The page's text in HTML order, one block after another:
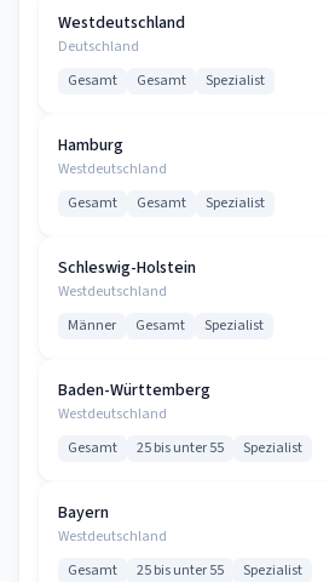
Westdeutschland
Deutschland
Gesamt Gesamt Spezialist
Hamburg
Westdeutschland
Gesamt Gesamt Spezialist
Schleswig-Holstein
Westdeutschland
Männer Gesamt Spezialist
Baden-Württemberg
Westdeutschland
Gesamt 25 bis unter 55 Spezialist
Bayern
Westdeutschland
Gesamt 25 bis unter 55 Spezialist